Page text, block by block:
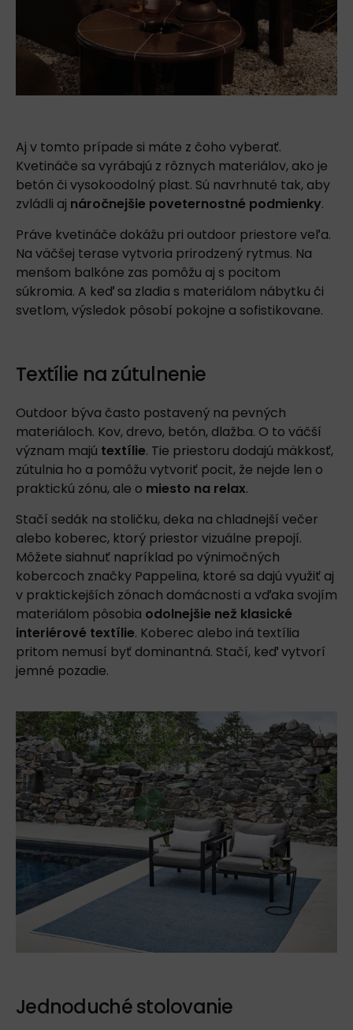
Aj v tomto prípade si máte z čoho vyberať.
Kvetináče sa vyrábajú z rôznych materiálov, ako je
betón či vysokoodolný plast. Sú navrhnuté tak, aby
zvládli aj náročnejšie poveternostné podmienky.
Práve kvetináče dokážu pri outdoor priestore veľa.
Na väčšej terase vytvoria prirodzený rytmus. Na
menšom balkóne zas pomôžu aj s pocitom
súkromia. A keď sa zladia s materiálom nábytku či
svetlom, výsledok pôsobí pokojne a sofistikovane.
Textílie na zútulnenie
Outdoor býva často postavený na pevných
materiáloch. Kov, drevo, betón, dlažba. O to väčší
význam majú textílie. Tie priestoru dodajú mäkkosť,
zútulnia ho a pomôžu vytvoriť pocit, že nejde len o
praktickú zónu, ale o miesto na relax.
Stačí sedák na stoličku, deka na chladnejší večer
alebo koberec, ktorý priestor vizuálne prepojí.
Môžete siahnuť napríklad po výnimočných
kobercoch značky Pappelina, ktoré sa dajú využiť aj
v praktickejších zónach domácnosti a vďaka svojím
materiálom pôsobia odolnejšie než klasické
interiérové textílie. Koberec alebo iná textília
pritom nemusí byť dominantná. Stačí, keď vytvorí
jemné pozadie.
Jednoduché stolovanie